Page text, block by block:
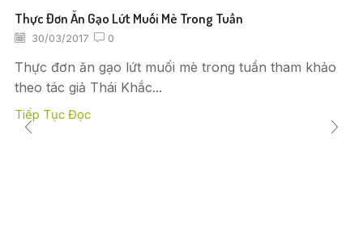
Thực Đơn Ăn Gạo Lứt Muối Mè Trong Tuần
30/03/2017 0
Thực đơn ăn gạo lứt muối mè trong tuần tham khảo
theo tác giả Thái Khắc...
Tiếp Tục Đọc